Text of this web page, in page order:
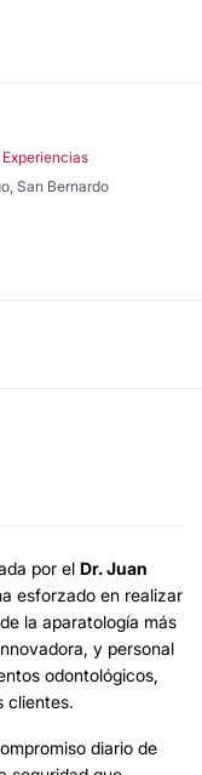
Experiencias
San Bernardo
por el Dr. Juan
esforzado en realizar
la aparatología más
y personal
odontológicos,
clientes.
diario de